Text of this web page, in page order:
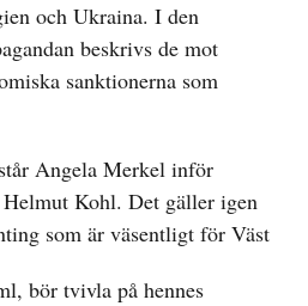
och Ukraina. I den
beskrivs de mot
sanktionerna som
Angela Merkel inför
Helmut Kohl. Det gäller igen
som är väsentligt för Väst
bör tvivla på hennes